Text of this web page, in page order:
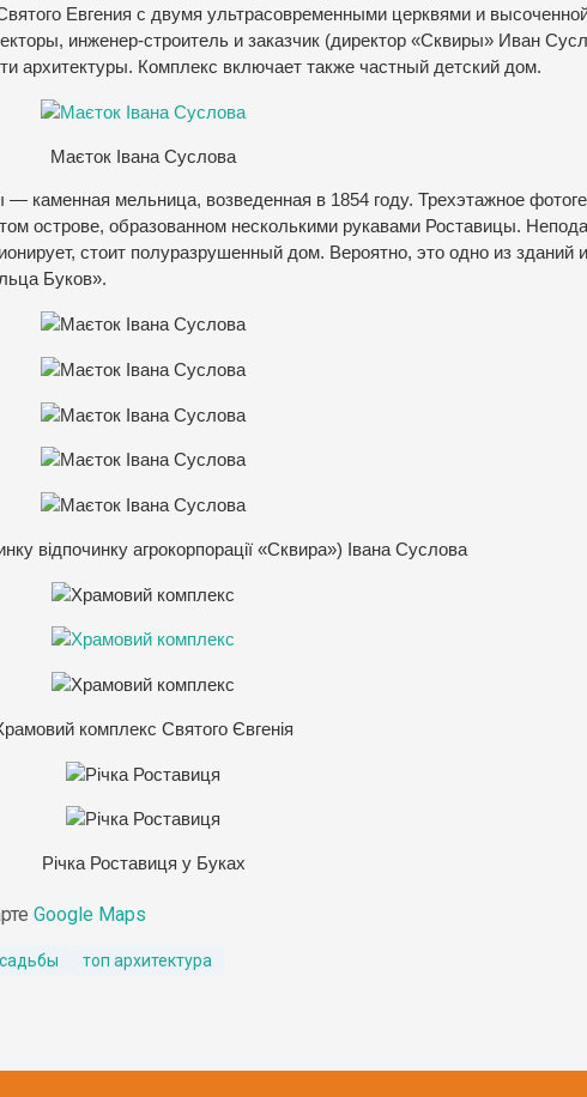
Евгения с двумя ультрасовременными церквями и
инженер-строитель и заказчик (директор «Сквиры» Иван
архитектуры. Комплекс включает также частный детский дом.
Маєток Івана Суслова
— каменная мельница, возведенная в 1854 году. Трехэтажное
острове, образованном несколькими рукавами Роставицы.
стоит полуразрушенный дом. Вероятно, это одно из зданий
Буков».
відпочинку агрокорпорації «Сквира») Івана Суслова
комплекс Святого Євгенія
Річка Роставиця у Буках
Google Maps
топ архитектура